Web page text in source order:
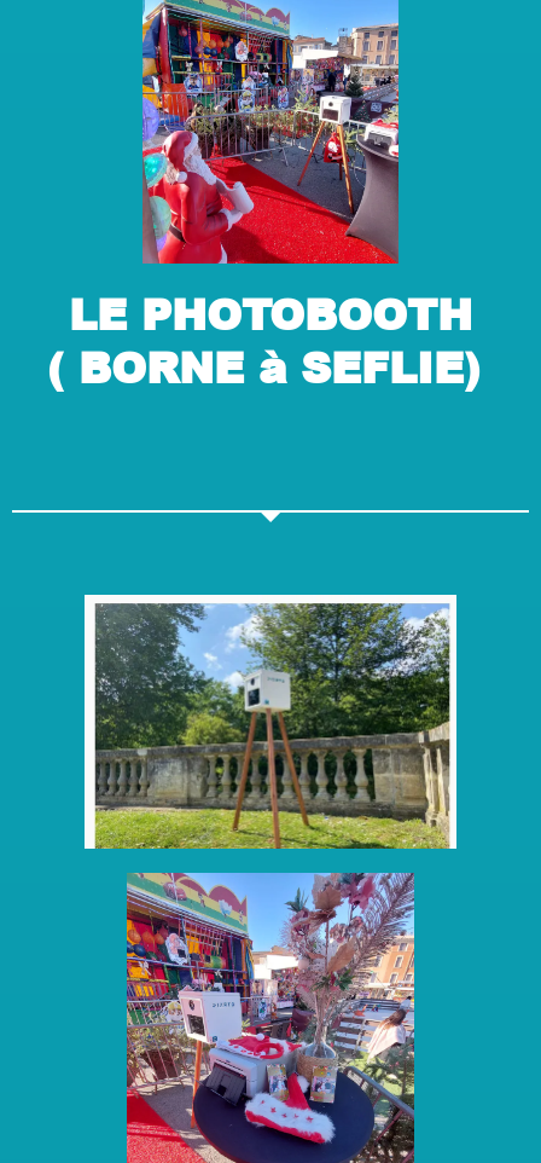
LE PHOTOBOOTH
( BORNE à SEFLIE)